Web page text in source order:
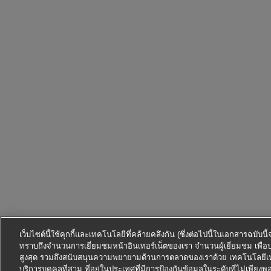
เว็บไซต์นี้ใช้คุกกี้และเทคโนโลยีที่คล้ายคลึงกัน (ซึ่งต่อไปนี้ในเอกสารฉบับนี้
ทราบถึงจำนวนการเยี่ยมชมหน้าอินเทอร์เน็ตของเรา จำนวนผู้เยี่ยมชม เพื่
สูงสุด รวมถึงสนับสนุนความพยายามด้านการตลาดของเราด้วย เทคโนโลยี
บริการบุคคลที่สาม ที่อยู่ในประเทศที่มีการป้องกันข้อมูลในระดับที่ไม่เพียงพ